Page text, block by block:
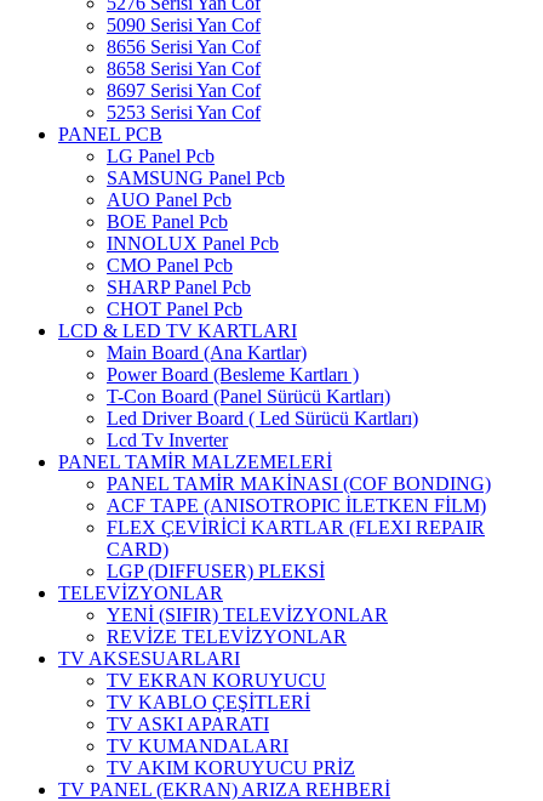
5090 Serisi Yan Cof
8656 Serisi Yan Cof
8658 Serisi Yan Cof
8697 Serisi Yan Cof
5253 Serisi Yan Cof
PANEL PCB
LG Panel Pcb
SAMSUNG Panel Pcb
AUO Panel Pcb
BOE Panel Pcb
INNOLUX Panel Pcb
CMO Panel Pcb
SHARP Panel Pcb
CHOT Panel Pcb
LCD & LED TV KARTLARI
Main Board (Ana Kartlar)
Power Board (Besleme Kartları )
T-Con Board (Panel Sürücü Kartları)
Led Driver Board ( Led Sürücü Kartları)
Lcd Tv Inverter
PANEL TAMİR MALZEMELERİ
PANEL TAMİR MAKİNASI (COF BONDING)
ACF TAPE (ANISOTROPIC İLETKEN FİLM)
FLEX ÇEVİRİCİ KARTLAR (FLEXI REPAIR
CARD)
LGP (DIFFUSER) PLEKSİ
TELEVİZYONLAR
YENİ (SIFIR) TELEVİZYONLAR
REVİZE TELEVİZYONLAR
TV AKSESUARLARI
TV EKRAN KORUYUCU
TV KABLO ÇEŞİTLERİ
TV ASKI APARATI
TV KUMANDALARI
TV AKIM KORUYUCU PRİZ
TV PANEL (EKRAN) ARIZA REHBERİ